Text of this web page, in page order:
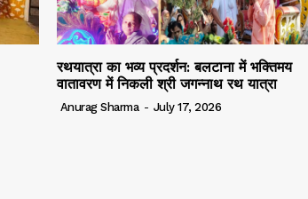
रथयात्रा का भव्य प्रदर्शन: बलटाना में भक्तिमय
वातावरण में निकली श्री जगन्नाथ रथ यात्रा
Anurag Sharma - July 17, 2026